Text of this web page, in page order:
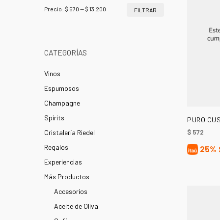
FILTRAR
Precio: $ 570 — $ 13.200
CATEGORÍAS
Vinos
Espumosos
Champagne
Spirits
Cristalería Riedel
Regalos
Experiencias
Más Productos
Accesorios
Aceite de Oliva
PURO
$ 572
25%